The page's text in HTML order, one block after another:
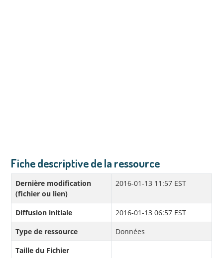
Fiche descriptive de la ressource
Dernière modification
(fichier ou lien)
2016-01-13 11:57 EST
Diffusion initiale
2016-01-13 06:57 EST
Type de ressource
Données
Taille du Fichier